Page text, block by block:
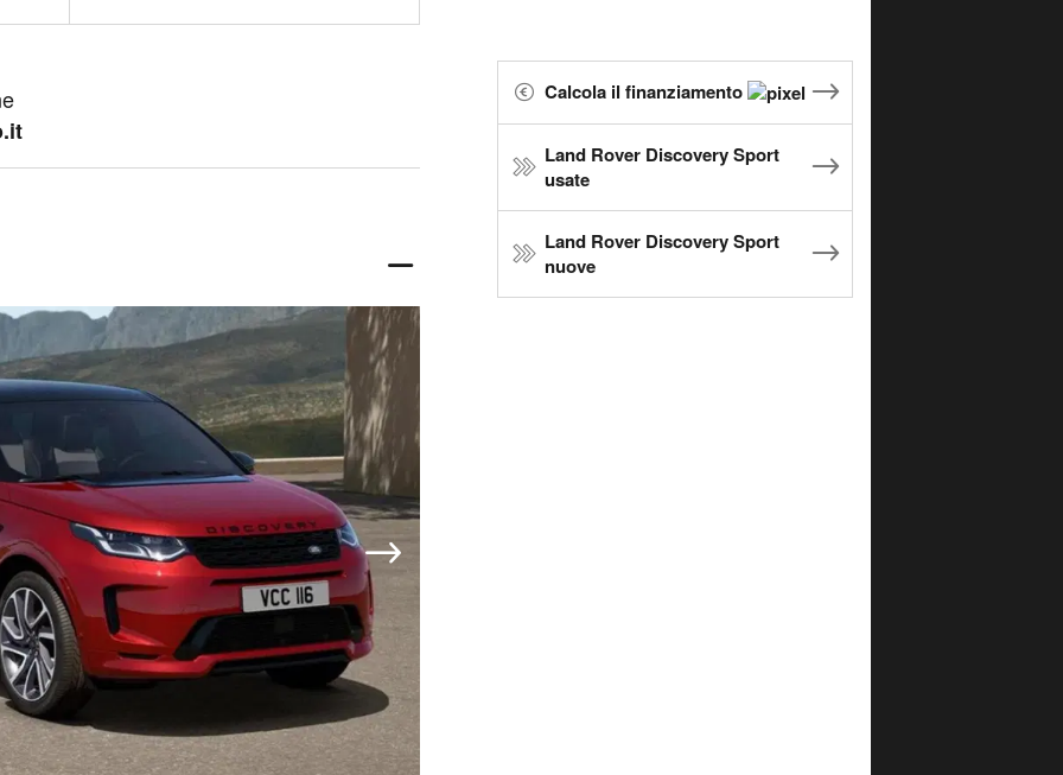
Calcola il finanziamento
Land Rover Discovery Sport
usate
Land Rover Discovery Sport
nuove